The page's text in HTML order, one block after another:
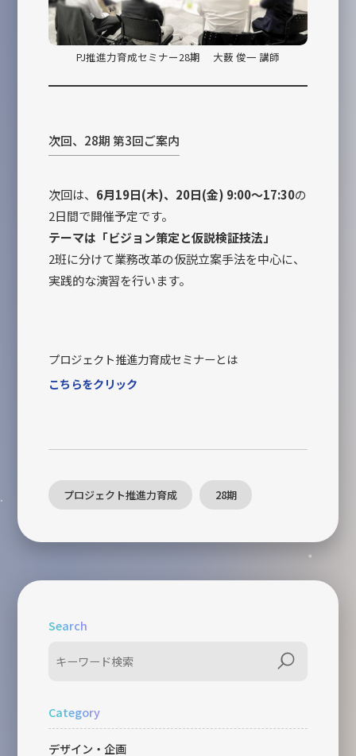
PJ推進力育成セミナー28期 大薮 俊一 講師
次回、28期 第3回ご案内
次回は、 6月19日(木)、20日(金) 9:00～17:30の
2日間で開催予定です。
テーマは「ビジョン策定と仮説検証技法」
2班に分けて業務改革の仮説立案手法を中心に、
実践的な演習を行います。
プロジェクト推進力育成セミナーとは
こちらをクリック
プロジェクト推進力育成 28期
Search
Category
デザイン・企画